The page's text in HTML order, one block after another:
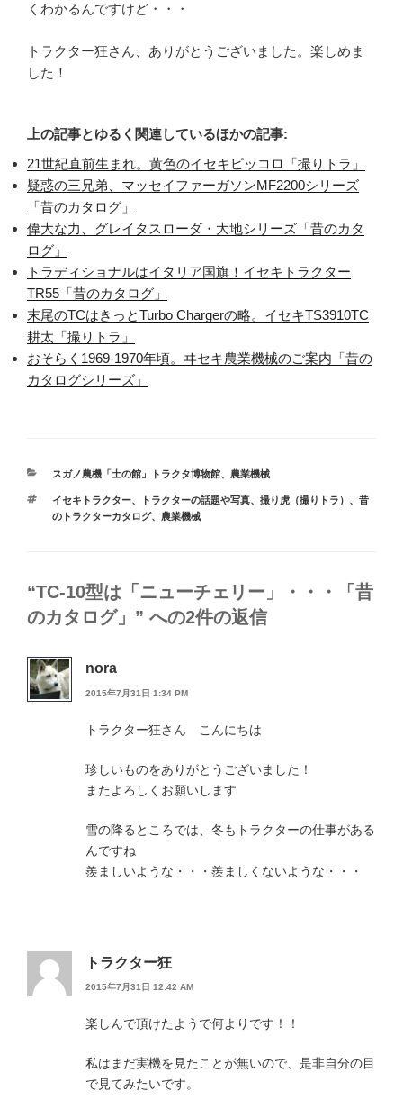
くわかるんですけど・・・
トラクター狂さん、ありがとうございました。楽しめま
した！
上の記事とゆるく関連しているほかの記事:
21世紀直前生まれ。黄色のイセキピッコロ「撮りトラ」
疑惑の三兄弟、マッセイファーガソンMF2200シリーズ
「昔のカタログ」
偉大な力、グレイタスローダ・大地シリーズ「昔のカタ
ログ」
トラディショナルはイタリア国旗！イセキトラクター
TR55「昔のカタログ」
末尾のTCはきっとTurbo Chargerの略。イセキTS3910TC
耕太「撮りトラ」
おそらく1969-1970年頃。ヰセキ農業機械のご案内「昔の
カタログシリーズ」
カ
ゴ
リ
スガノ農機「土の館」トラクタ博物館、 農業機械
タ
グ
イセキトラクター、 トラクターの話題や写真、 撮り虎（撮りトラ） 、 昔
のトラクターカタログ、 農業機械
“TC-10型は「ニューチェリー」・・・「昔
のカタログ」” への2件の返信
nora
2015年7月31日 1:34 PM
トラクター狂さん こんにちは
珍しいものをありがとうございました！
またよろしくお願いします
雪の降るところでは、冬もトラクターの仕事がある
んですね
羨ましいような・・・羨ましくないような・・・
トラクター狂
2015年7月31日 12:42 AM
楽しんで頂けたようで何よりです！！
私はまだ実機を見たことが無いので、是非自分の目
で見てみたいです。